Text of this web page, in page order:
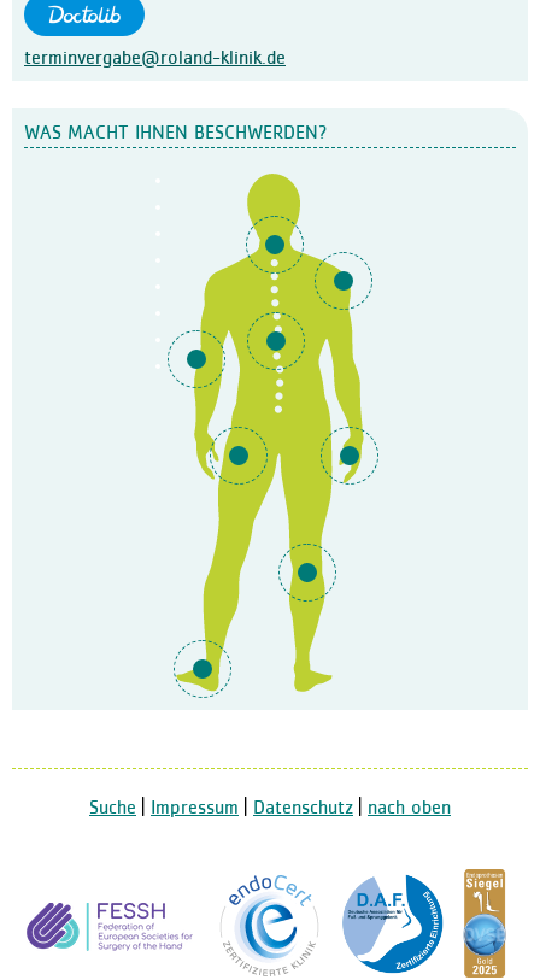
terminvergabe@roland-klinik.de
WAS MACHT IHNEN BESCHWERDEN?
Suche Impressum Datenschutz nach oben